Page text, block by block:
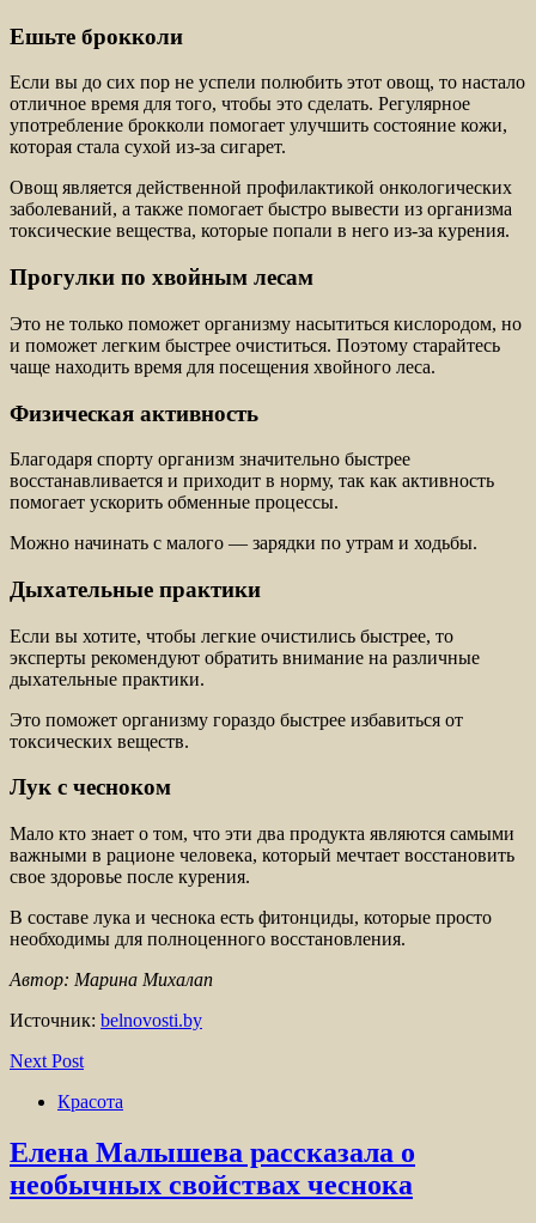
Ешьте брокколи
Если вы до сих пор не успели полюбить этот овощ, то настало
отличное время для того, чтобы это сделать. Регулярное
употребление брокколи помогает улучшить состояние кожи,
которая стала сухой из-за сигарет.
Овощ является действенной профилактикой онкологических
заболеваний, а также помогает быстро вывести из организма
токсические вещества, которые попали в него из-за курения.
Прогулки по хвойным лесам
Это не только поможет организму насытиться кислородом, но
и поможет легким быстрее очиститься. Поэтому старайтесь
чаще находить время для посещения хвойного леса.
Физическая активность
Благодаря спорту организм значительно быстрее
восстанавливается и приходит в норму, так как активность
помогает ускорить обменные процессы.
Можно начинать с малого — зарядки по утрам и ходьбы.
Дыхательные практики
Если вы хотите, чтобы легкие очистились быстрее, то
эксперты рекомендуют обратить внимание на различные
дыхательные практики.
Это поможет организму гораздо быстрее избавиться от
токсических веществ.
Лук с чесноком
Мало кто знает о том, что эти два продукта являются самыми
важными в рационе человека, который мечтает восстановить
свое здоровье после курения.
В составе лука и чеснока есть фитонциды, которые просто
необходимы для полноценного восстановления.
Автор: Марина Михалап
Источник: belnovosti.by
Next Post
Красота
Елена Малышева рассказала о
необычных свойствах чеснока